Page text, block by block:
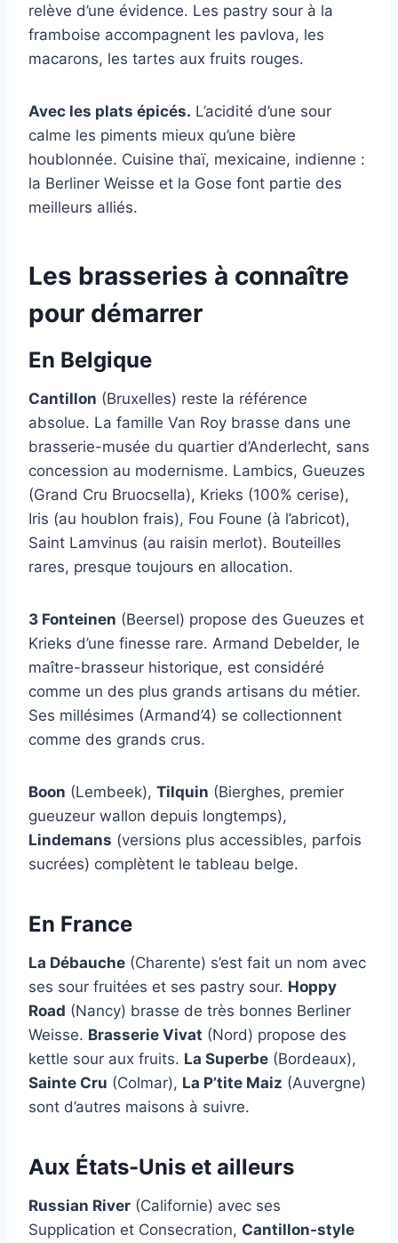
relève d’une évidence. Les pastry sour à la
framboise accompagnent les pavlova, les
macarons, les tartes aux fruits rouges.
Avec les plats épicés. L’acidité d’une sour
calme les piments mieux qu’une bière
houblonnée. Cuisine thaï, mexicaine, indienne :
la Berliner Weisse et la Gose font partie des
meilleurs alliés.
Les brasseries à connaître
pour démarrer
En Belgique
Cantillon (Bruxelles) reste la référence
absolue. La famille Van Roy brasse dans une
brasserie-musée du quartier d’Anderlecht, sans
concession au modernisme. Lambics, Gueuzes
(Grand Cru Bruocsella), Krieks (100% cerise),
Iris (au houblon frais), Fou Foune (à l’abricot),
Saint Lamvinus (au raisin merlot). Bouteilles
rares, presque toujours en allocation.
3 Fonteinen (Beersel) propose des Gueuzes et
Krieks d’une finesse rare. Armand Debelder, le
maître-brasseur historique, est considéré
comme un des plus grands artisans du métier.
Ses millésimes (Armand’4) se collectionnent
comme des grands crus.
Boon (Lembeek), Tilquin (Bierghes, premier
gueuzeur wallon depuis longtemps),
Lindemans (versions plus accessibles, parfois
sucrées) complètent le tableau belge.
En France
La Débauche (Charente) s’est fait un nom avec
ses sour fruitées et ses pastry sour. Hoppy
Road (Nancy) brasse de très bonnes Berliner
Weisse. Brasserie Vivat (Nord) propose des
kettle sour aux fruits. La Superbe (Bordeaux),
Sainte Cru (Colmar), La P’tite Maiz (Auvergne)
sont d’autres maisons à suivre.
Aux États-Unis et ailleurs
Russian River (Californie) avec ses
Supplication et Consecration, Cantillon-style